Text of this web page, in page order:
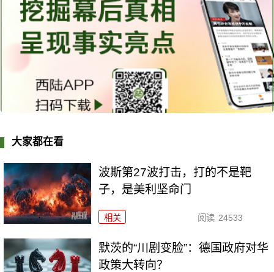
大家都在看
波斯第27波打击，打的不是靶
子，是美利坚命门
相关 阅读 24533
默茨的“川剧变脸”：德国政府对华
政策大转向？